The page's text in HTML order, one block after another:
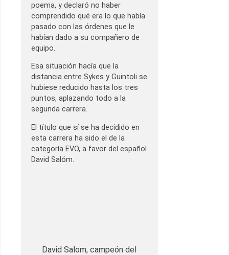
poema, y declaró no haber
comprendido qué era lo que había
pasado con las órdenes que le
habían dado a su compañero de
equipo.
Esa situación hacía que la
distancia entre Sykes y Guintoli se
hubiese reducido hasta los tres
puntos, aplazando todo a la
segunda carrera.
El título que sí se ha decidido en
esta carrera ha sido el de la
categoría EVO, a favor del español
David Salóm.
David Salom, campeón del